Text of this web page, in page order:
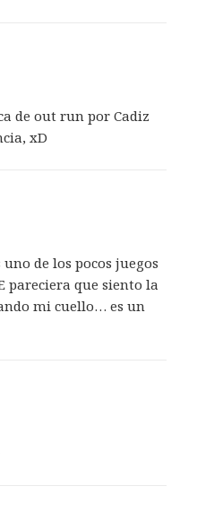
de out run por Cadiz
xD
de los pocos juegos
pareciera que siento la
mi cuello… es un